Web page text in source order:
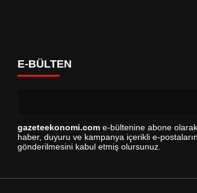
E-BÜLTEN
gazeteekonomi.com e-bültenine abone
haber, duyuru ve kampanya içerikli e-postaların
gönderilmesini kabul etmiş olursunuz.